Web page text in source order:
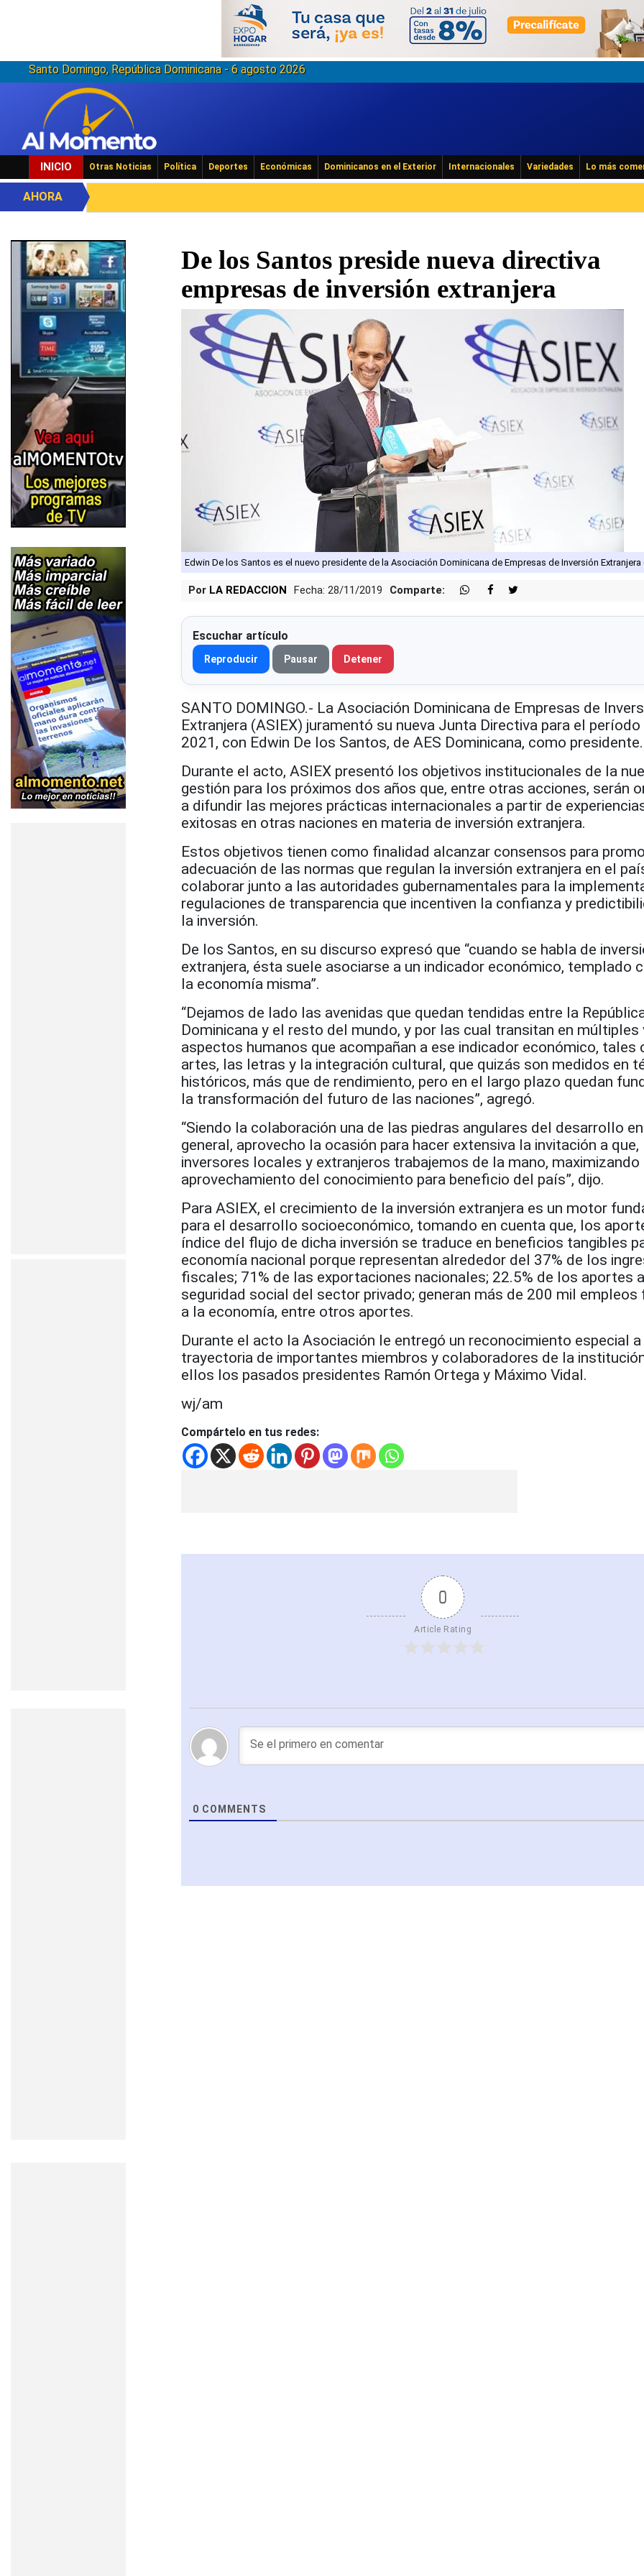
Santo Domingo, República Dominicana - 6 agosto 2026
INICIO Otras Noticias Política Deportes Económicas Dominicanos en el Exterior Internacionales Variedades Lo más
AHORA
De los Santos preside nueva directiva
empresas de inversión extranjera
Edwin De los Santos es el nuevo presidente de la Asociación Dominicana de Empresas de Inversión Extranjera
Por LA REDACCION Fecha: 28/11/2019 Comparte:
Escuchar artículo
Reproducir Pausar Detener
SANTO DOMINGO.- La Asociación Dominicana de Empresas de
Extranjera (ASIEX) juramentó su nueva Junta Directiva para el
2021, con Edwin De los Santos, de AES Dominicana, como presidente.
Durante el acto, ASIEX presentó los objetivos institucionales de la
gestión para los próximos dos años que, entre otras acciones, serán
a difundir las mejores prácticas internacionales a partir de
exitosas en otras naciones en materia de inversión extranjera.
Estos objetivos tienen como finalidad alcanzar consensos para
adecuación de las normas que regulan la inversión extranjera en el
colaborar junto a las autoridades gubernamentales para la
regulaciones de transparencia que incentiven la confianza y
la inversión.
De los Santos, en su discurso expresó que “cuando se habla de
extranjera, ésta suele asociarse a un indicador económico, templado
la economía misma”.
“Dejamos de lado las avenidas que quedan tendidas entre la
Dominicana y el resto del mundo, y por las cual transitan en
aspectos humanos que acompañan a ese indicador económico, tales
artes, las letras y la integración cultural, que quizás son medidos en
históricos, más que de rendimiento, pero en el largo plazo quedan
la transformación del futuro de las naciones”, agregó.
“Siendo la colaboración una de las piedras angulares del desarrollo
general, aprovecho la ocasión para hacer extensiva la invitación a que,
inversores locales y extranjeros trabajemos de la mano, maximizando
aprovechamiento del conocimiento para beneficio del país”, dijo.
Para ASIEX, el crecimiento de la inversión extranjera es un motor
para el desarrollo socioeconómico, tomando en cuenta que, los
índice del flujo de dicha inversión se traduce en beneficios tangibles
economía nacional porque representan alrededor del 37% de los
fiscales; 71% de las exportaciones nacionales; 22.5% de los aportes
seguridad social del sector privado; generan más de 200 mil
a la economía, entre otros aportes.
Durante el acto la Asociación le entregó un reconocimiento especial
trayectoria de importantes miembros y colaboradores de la
ellos los pasados presidentes Ramón Ortega y Máximo Vidal.
wj/am
Compártelo en tus redes:
0
Article Rating
0 COMMENTS